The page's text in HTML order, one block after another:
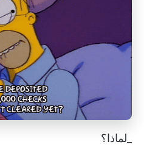
_لماذا؟